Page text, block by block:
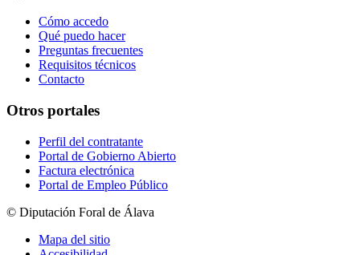
Cómo accedo
Qué puedo hacer
Preguntas frecuentes
Requisitos técnicos
Contacto
Otros portales
Perfil del contratante
Portal de Gobierno Abierto
Factura electrónica
Portal de Empleo Público
© Diputación Foral de Álava
Mapa del sitio